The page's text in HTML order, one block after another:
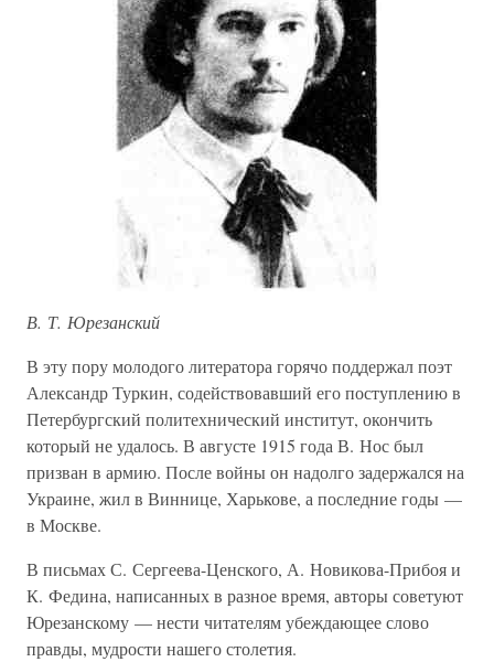
В. Т. Юрезанский
В эту пору молодого литератора горячо поддержал поэт
Александр Туркин, содействовавший его поступлению в
Петербургский политехнический институт, окончить
который не удалось. В августе 1915 года В. Нос был
призван в армию. После войны он надолго задержался на
Украине, жил в Виннице, Харькове, а последние годы —
в Москве.
В письмах С. Сергеева-Ценского, А. Новикова-Прибоя и
К. Федина, написанных в разное время, авторы советуют
Юрезанскому — нести читателям убеждающее слово
правды, мудрости нашего столетия.